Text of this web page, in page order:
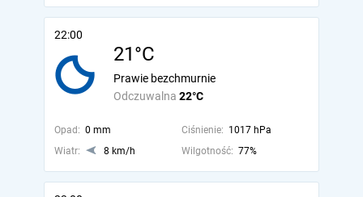
22:00
21°C
Odczuwalna 22°C
Prawie bezchmurnie
Opad: 0 mm Ciśnienie: 1017 hPa
Wiatr:
8 km/h Wilgotność: 77%